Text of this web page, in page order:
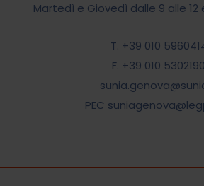
Martedì e Giovedì dalle 9 alle 12
T. +39 010
F. +39 010 5302190
PEC